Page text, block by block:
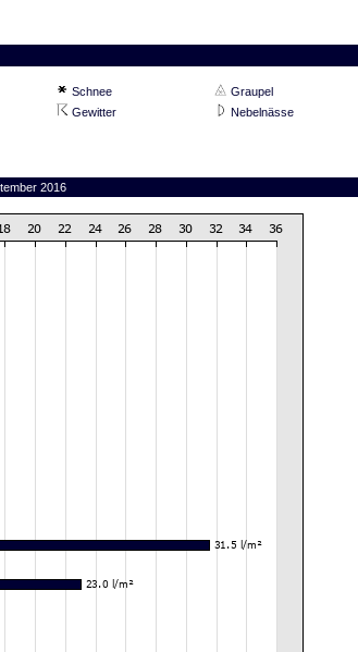
Schnee
Graupel
Gewitter
Nebelnässe
2016